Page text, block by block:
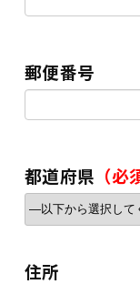
郵便番号
都道府県 （必
住所